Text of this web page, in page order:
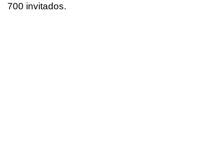
700 invitados.